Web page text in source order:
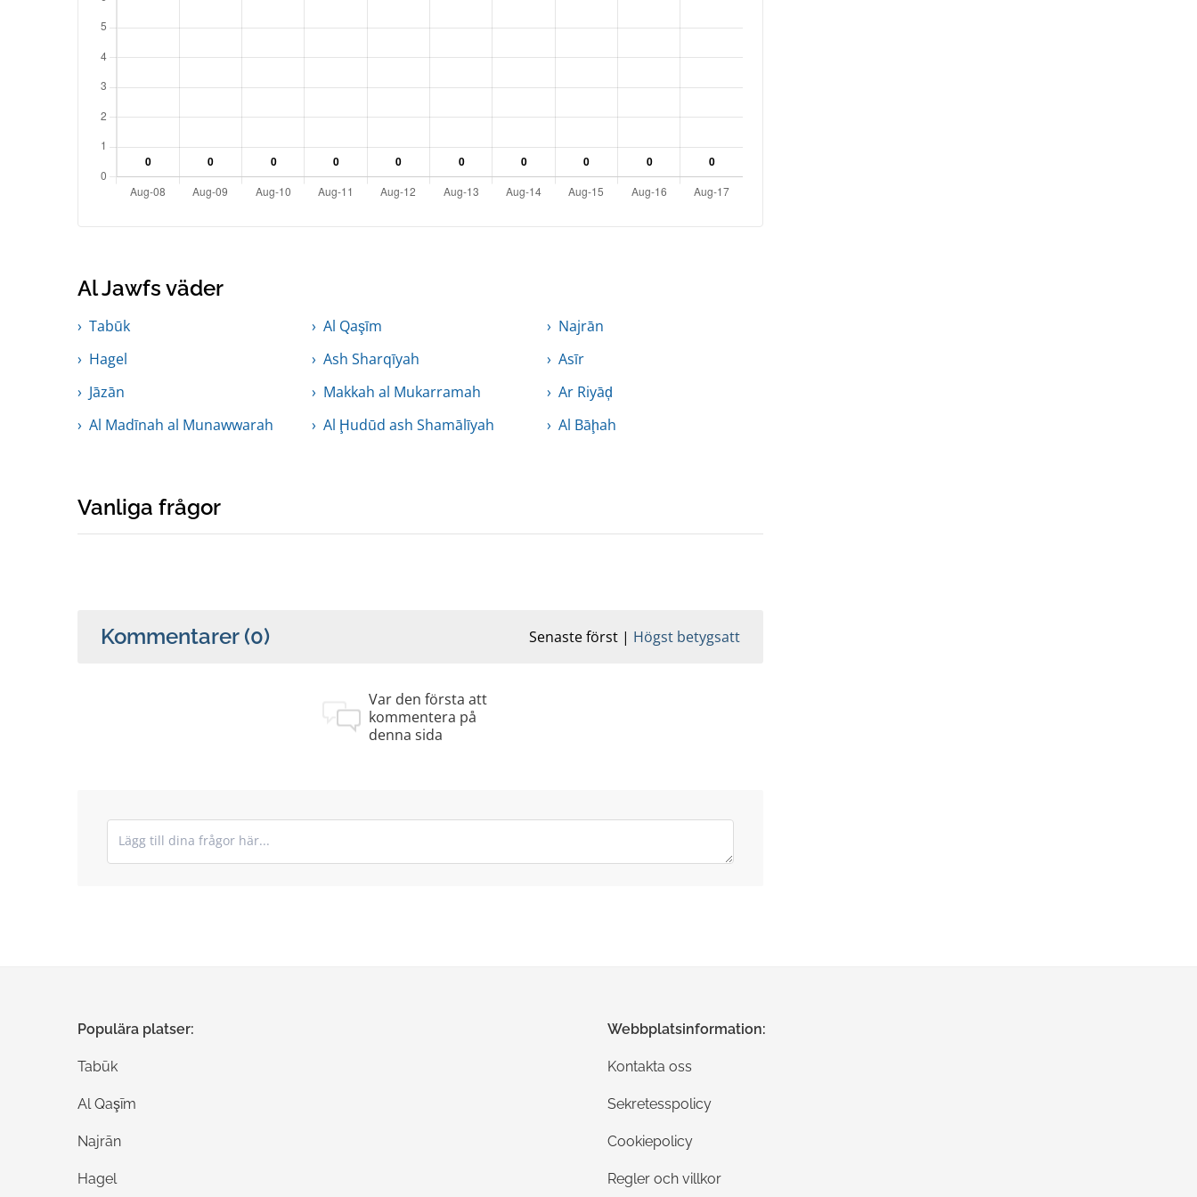
Al Jawfs väder
Tabūk Al Qaşīm
Najrān
Hagel
Ash Sharqīyah
Asīr
Jāzān
Makkah al Mukarramah
Ar Riyāḑ
Al Madīnah al Munawwarah
Al Ḩudūd ash Shamālīyah Al Bāḩah
Vanliga frågor
Kommentarer (0) Senaste först Högst betygsatt
Var den första att
kommentera på
denna sida
Populära platser:
Tabūk
Al Qaşīm
Najrān
Hagel
Webbplatsinformation:
Kontakta oss
Sekretesspolicy
Cookiepolicy
Regler och villkor